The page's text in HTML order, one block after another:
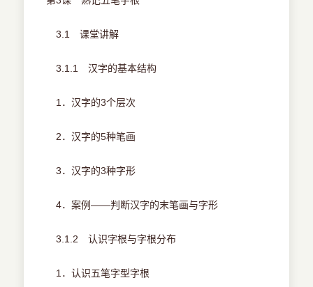
3.1 课堂讲解
3.1.1 汉字的基本结构
1．汉字的3个层次
2．汉字的5种笔画
3．汉字的3种字形
4．案例——判断汉字的末笔画与字形
3.1.2 认识字根与字根分布
1．认识五笔字型字根